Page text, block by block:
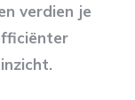
verdien je